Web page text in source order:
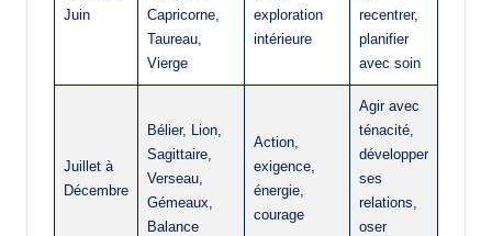
Juin
Capricorne,
Taureau,
Vierge
exploration
intérieure
recentrer,
planifier
avec soin
Juillet à
Décembre
Bélier, Lion,
Sagittaire,
Verseau,
Gémeaux,
Balance
Action,
exigence,
énergie,
courage
Agir avec
ténacité,
développer
ses
relations,
oser